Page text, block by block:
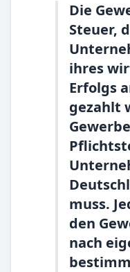
Die
Steuer,
ihres
Erfolgs
gezahlt
muss.
den
nach